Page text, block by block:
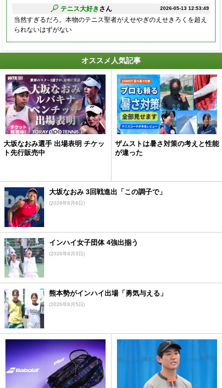
2026-05-13 12:53:49
テニス大好き さん
当然すぎるだろ。本物のテニス聖者がえせやぎのえせきろくを超え
られないはずがない
オススメ人気記事
大坂なおみ選手 出場表明 チケッ
ト先行販売中
ザムストは暑さ対策の考えと性能
が違った
大坂なおみ 3回戦進出「この調子で」
(2026年8月6日)
インハイ女子団体 4強出揃う
(2026年8月3日)
熊本勢がインハイ出場「勇気与える」
(2026年8月5日)